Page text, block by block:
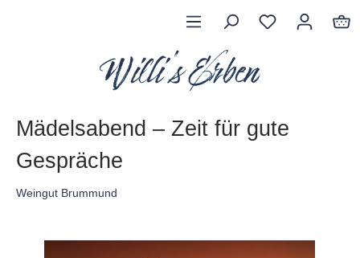
Mädelsabend – Zeit für gute
Gespräche
Weingut Brummund